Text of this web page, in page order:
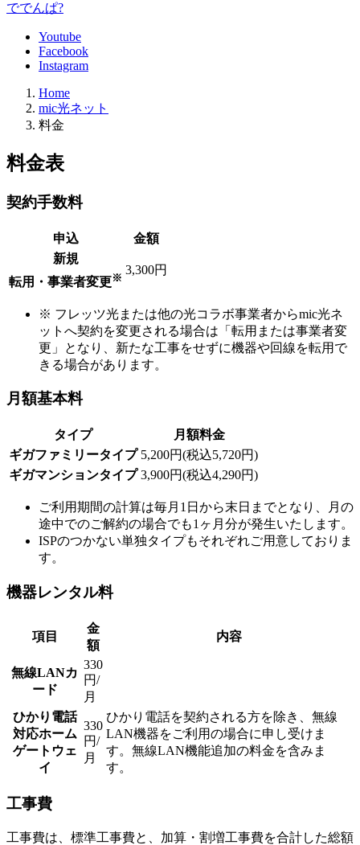
ででんぱ?
Youtube
Facebook
Instagram
Home
mic光ネット
料金
料金表
契約手数料
申込
金額
新規
3,300円
転用・事業者変更※
※ フレッツ光または他の光コラボ事業者からmic光ネ
ットへ契約を変更される場合は「転用または事業者変
更」となり、新たな工事をせずに機器や回線を転用で
きる場合があります。
月額基本料
タイプ
月額料金
ギガファミリータイプ 5,200円(税込5,720円)
ギガマンションタイプ 3,900円(税込4,290円)
ご利用期間の計算は毎月1日から末日までとなり、月の
途中でのご解約の場合でも1ヶ月分が発生いたします。
ISPのつかない単独タイプもそれぞれご用意しておりま
す。
機器レンタル料
項目
金
額
内容
無線LANカ
ード
330
円/
月
ひかり電話
対応ホーム
ゲートウェ
イ
330
円/
月
ひかり電話を契約される方を除き、無線
LAN機器をご利用の場合に申し受けま
す。無線LAN機能追加の料金を含みま
す。
工事費
工事費は、標準工事費と、加算・割増工事費を合計した総額